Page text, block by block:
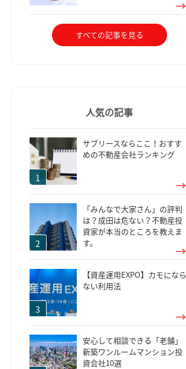
すべての記事を見る
人気の記事
サブリースならここ！おすす
めの不動産会社ランキング
「みんなで大家さん」の評判
は？成田は危ない？不動産投
資家が本当のところを教えま
す。
【資産運用EXPO】カモになら
ない利用法
安心して相談できる「老舗」
新築ワンルームマンション投
資会社10選